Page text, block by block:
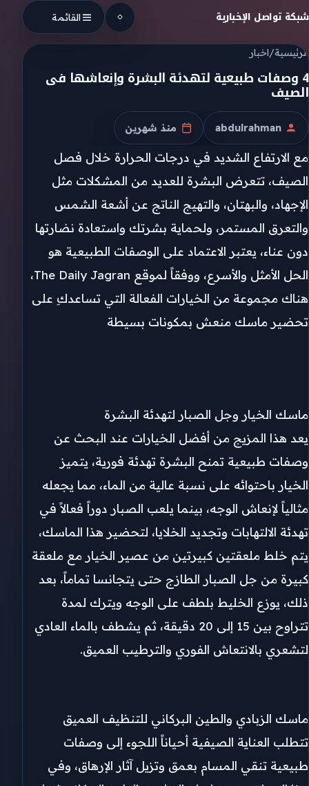
Skip to content
شبكة تواصل الإخبارية القائمة
الرئيسية/اخبار
4 وصفات طبيعية لتهدئة البشرة وإنعاشها فى
الصيف
الكاتب
abdulrahman
تاريخ النشر
منذ شهرين
مع الارتفاع الشديد في درجات الحرارة خلال فصل
الصيف، تتعرض البشرة للعديد من المشكلات مثل
الإجهاد، والبهتان، والتهيج الناتج عن أشعة الشمس
والتعرق المستمر، ولحماية بشرتك واستعادة نضارتها
دون عناء، يعتبر الاعتماد على الوصفات الطبيعية هو
الحل الأمثل والأسرع، ووفقاً لموقع The Daily Jagran،
هناك مجموعة من الخيارات الفعالة التي تساعدكِ على
تحضير ماسك منعش بمكونات بسيطة
ماسك الخيار وجل الصبار لتهدئة البشرة
يعد هذا المزيج من أفضل الخيارات عند البحث عن
وصفات طبيعية تمنح البشرة تهدئة فورية، يتميز
الخيار باحتوائه على نسبة عالية من الماء، مما يجعله
مثالياً لإنعاش الوجه، بينما يلعب الصبار دوراً فعالاً في
تهدئة الالتهابات وتجديد الخلايا، لتحضير هذا الماسك،
يتم خلط ملعقتين كبيرتين من عصير الخيار مع ملعقة
كبيرة من جل الصبار الطازج حتى يتجانسا تماماً، بعد
ذلك، يوزع الخليط بلطف على الوجه ويترك لمدة
تتراوح بين 15 إلى 20 دقيقة، ثم يشطف بالماء العادي
لتشعري بالانتعاش الفوري والترطيب العميق.
ماسك الزبادي والطين البركاني للتنظيف العميق
تتطلب العناية الصيفية أحياناً اللجوء إلى وصفات
طبيعية تنقي المسام بعمق وتزيل آثار الإرهاق، وفي